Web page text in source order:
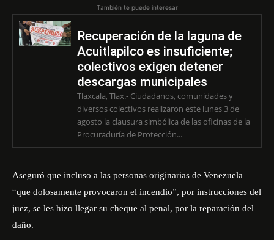
También te puede interesar
Recuperación de la laguna de
Acuitlapilco es insuficiente;
colectivos exigen detener
descargas municipales
Tlaxcala, Tlax.- Ciudadanos, comunidades y
diversos colectivos realizaron este lunes 3 de
agosto la clausura simbólica de las oficinas de la
Procuraduría de Protección...
Aseguró que incluso a las personas originarias de Venezuela
“que dolosamente provocaron el incendio”, por instrucciones del
juez, se les hizo llegar su cheque al penal, por la reparación del
daño.